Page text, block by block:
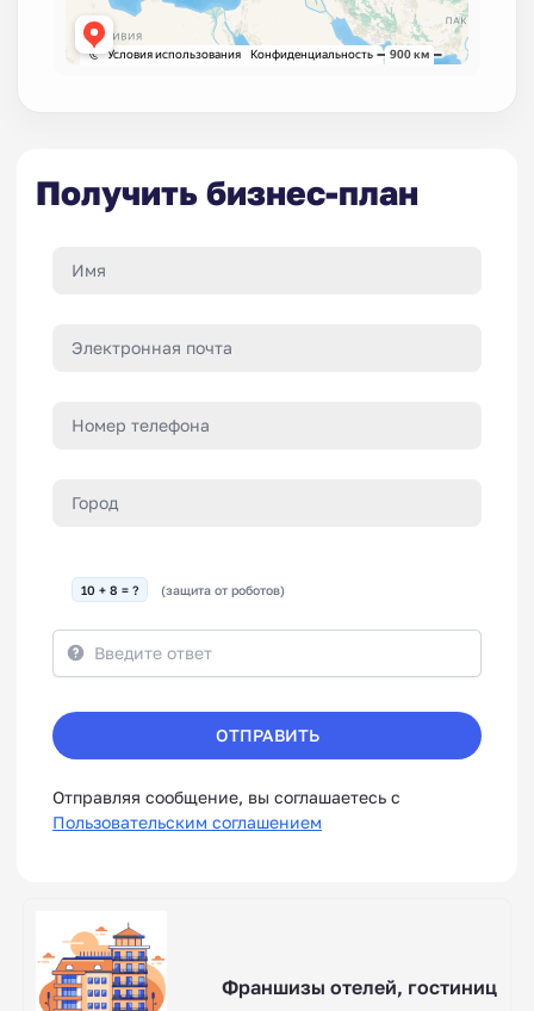
Получить бизнес-план
10 + 8 = ? (защита от роботов)
ОТПРАВИТЬ
Отправляя сообщение, вы соглашаетесь с
Пользовательским соглашением
Франшизы отелей, гостиниц